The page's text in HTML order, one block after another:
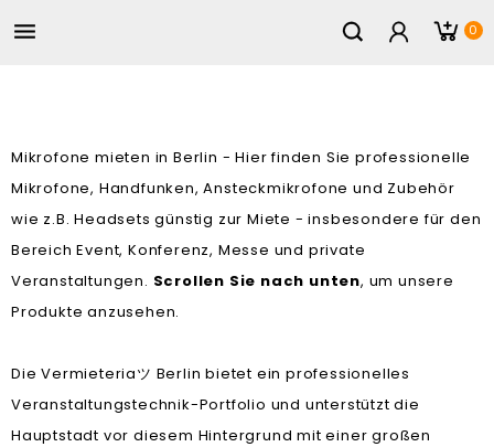
 0
Mikrofone mieten in Berlin - Hier finden Sie professionelle
Mikrofone, Handfunken, Ansteckmikrofone und Zubehör
wie z.B. Headsets günstig zur Miete - insbesondere für den
Bereich Event, Konferenz, Messe und private
Veranstaltungen. Scrollen Sie nach unten, um unsere
Produkte anzusehen.
Die Vermieteria ツ Berlin bietet ein professionelles
Veranstaltungstechnik-Portfolio und unterstützt die
Hauptstadt vor diesem Hintergrund mit einer großen